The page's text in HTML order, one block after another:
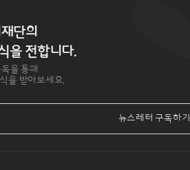
단의
을 전합니다.
을 통해
을 받아보세요.
뉴스레터 구독하기